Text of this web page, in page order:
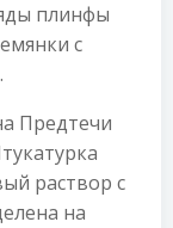
плинфы
с
Предтечи
раствор с
на